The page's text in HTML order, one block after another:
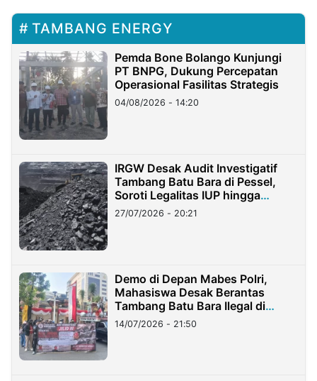
TAMBANG ENERGY
Pemda Bone Bolango Kunjungi
PT BNPG, Dukung Percepatan
Operasional Fasilitas Strategis
04/08/2026 - 14:20
IRGW Desak Audit Investigatif
Tambang Batu Bara di Pessel,
Soroti Legalitas IUP hingga
Stockpile
27/07/2026 - 20:21
Demo di Depan Mabes Polri,
Mahasiswa Desak Berantas
Tambang Batu Bara Ilegal di
Lampung
14/07/2026 - 21:50